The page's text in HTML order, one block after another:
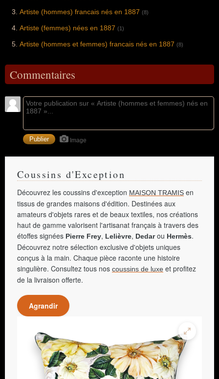
Artiste (hommes) francais nés en 1887 (8)
Artiste (femmes) nées en 1887 (1)
Artiste (hommes et femmes) francais nés en 1887 (8)
Commentaires
Image
Coussins d'Exception
Découvrez les coussins d'exception MAISON TRAMIS en
tissus de grandes maisons d'édition. Destinées aux
amateurs d'objets rares et de beaux textiles, nos créations
haut de gamme valorisent l'artisanat français à travers des
étoffes signées Pierre Frey, Lelièvre, Dedarou Hermès.
Découvrez notre sélection exclusive d'objets uniques
conçus à la main. Chaque pièce raconte une histoire
singulière. Consultez tous nos coussins de luxe et profitez
de la livraison offerte.
Agrandir